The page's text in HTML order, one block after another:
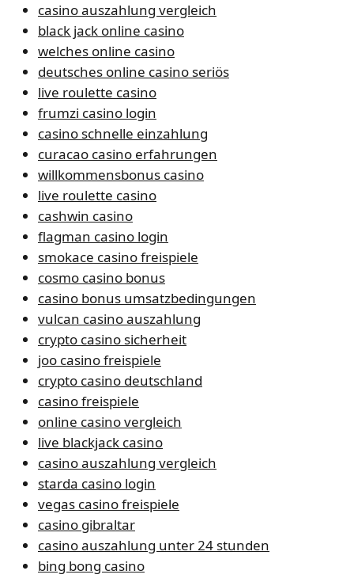
casino auszahlung vergleich
black jack online casino
welches online casino
deutsches online casino seriös
live roulette casino
frumzi casino login
casino schnelle einzahlung
curacao casino erfahrungen
willkommensbonus casino
live roulette casino
cashwin casino
flagman casino login
smokace casino freispiele
cosmo casino bonus
casino bonus umsatzbedingungen
vulcan casino auszahlung
crypto casino sicherheit
joo casino freispiele
crypto casino deutschland
casino freispiele
online casino vergleich
live blackjack casino
casino auszahlung vergleich
starda casino login
vegas casino freispiele
casino gibraltar
casino auszahlung unter 24 stunden
bing bong casino